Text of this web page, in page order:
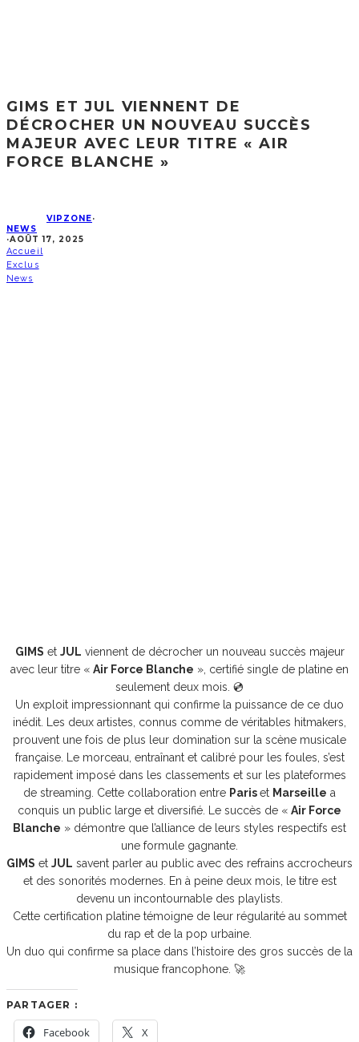
GIMS ET JUL VIENNENT DE
DÉCROCHER UN NOUVEAU SUCCÈS
MAJEUR AVEC LEUR TITRE « AIR
FORCE BLANCHE »
VIPZONE·
NEWS
·AOÛT 17, 2025
Accueil
Exclus
News
GIMS et JUL viennent de décrocher un nouveau succès majeur
avec leur titre « Air Force Blanche », certifié single de platine en
seulement deux mois. 💿
Un exploit impressionnant qui confirme la puissance de ce duo
inédit. Les deux artistes, connus comme de véritables hitmakers,
prouvent une fois de plus leur domination sur la scène musicale
française. Le morceau, entraînant et calibré pour les foules, s’est
rapidement imposé dans les classements et sur les plateformes
de streaming. Cette collaboration entre Pariset Marseille a
conquis un public large et diversifié. Le succès de « Air Force
Blanche » démontre que l’alliance de leurs styles respectifs est
une formule gagnante.
GIMS et JUL savent parler au public avec des refrains accrocheurs
et des sonorités modernes. En à peine deux mois, le titre est
devenu un incontournable des playlists.
Cette certification platine témoigne de leur régularité au sommet
du rap et de la pop urbaine.
Un duo qui confirme sa place dans l’histoire des gros succès de la
musique francophone. 🚀
PARTAGER :
Facebook X